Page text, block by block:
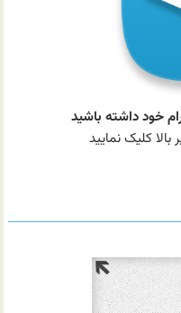
خود داشته باشید
کلیک نمایید